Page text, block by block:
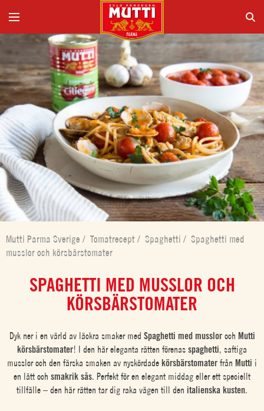
Mutti Parma Sverige / Tomatrecept / Spaghetti / Spaghetti med
musslor och körsbärstomater
SPAGHETTI MED MUSSLOR OCH
KÖRSBÄRSTOMATER
Dyk ner i en värld av läckra smaker med Spaghetti med mussloroch Mutti
körsbärstomater! I den här eleganta rätten förenas spaghetti, saftiga
musslor och den färska smaken av nyskördade körsbärstomater från Mutti i
en lätt och smakrik sås. Perfekt för en elegant middag eller ett speciellt
tillfälle – den här rätten tar dig raka vägen till den italienska kusten.